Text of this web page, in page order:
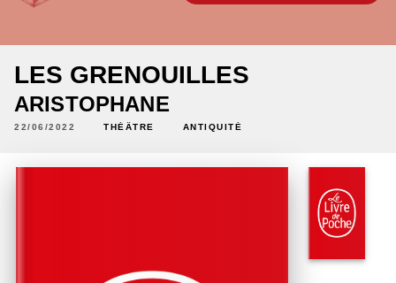
LES GRENOUILLES
ARISTOPHANE
22/06/2022 THÉÂTRE ANTIQUITÉ